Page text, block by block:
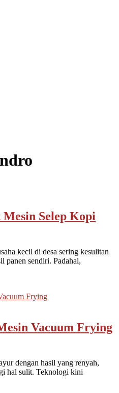
Selep Kopi
kecil di desa sering kesulitan
panen sendiri. Padahal,
Vacuum Frying
dengan hasil yang renyah,
hal sulit. Teknologi kini